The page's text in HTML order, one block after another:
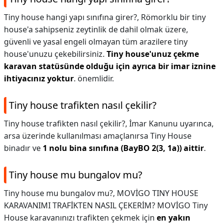
Tiny house hangi yapı sınıfına girer?, Römorklu bir tiny
house'a sahipseniz zeytinlik de dahil olmak üzere,
güvenli ve yasal engeli olmayan tüm arazilere tiny
house'unuzu çekebilirsiniz. Tiny house'unuz çekme
karavan statüsünde olduğu için ayrıca bir imar iznine
ihtiyacınız yoktur. önemlidir.
Tiny house trafikten nasıl çekilir?
Tiny house trafikten nasıl çekilir?, İmar Kanunu uyarınca,
arsa üzerinde kullanılması amaçlanırsa Tiny House
binadır ve 1 nolu bina sınıfına (BayBO 2(3, 1a)) aittir.
Tiny house mu bungalov mu?
Tiny house mu bungalov mu?, MOVİGO TINY HOUSE
KARAVANIMI TRAFİKTEN NASIL ÇEKERİM? MOVİGO Tiny
House karavanınızı trafikten çekmek için en yakın